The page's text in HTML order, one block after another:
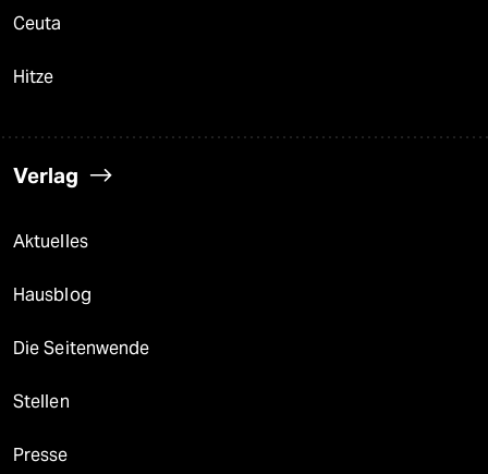
Ceuta
Hitze
Verlag
Aktuelles
Hausblog
Die Seitenwende
Stellen
Presse